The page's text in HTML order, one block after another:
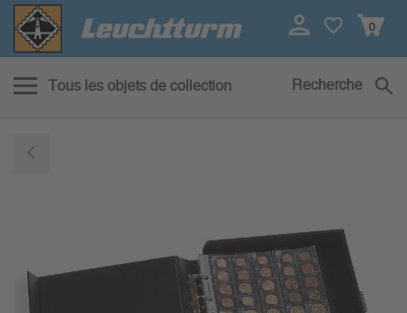
0
Tous les objets de collection Recherche